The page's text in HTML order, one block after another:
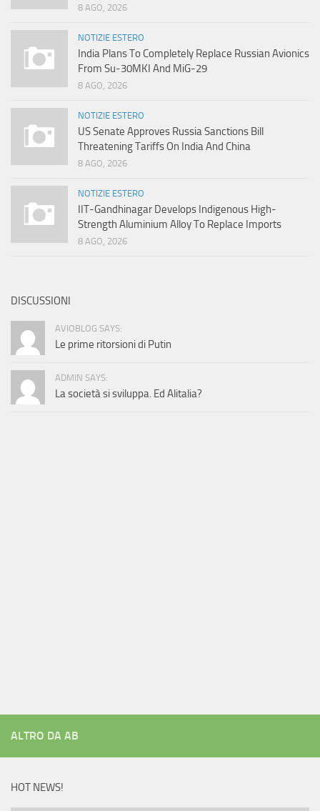
8 AGO, 2026
NOTIZIE ESTERO
India Plans To Completely Replace Russian Avionics
From Su-30MKI And MiG-29
8 AGO, 2026
NOTIZIE ESTERO
US Senate Approves Russia Sanctions Bill
Threatening Tariffs On India And China
8 AGO, 2026
NOTIZIE ESTERO
IIT-Gandhinagar Develops Indigenous High-
Strength Aluminium Alloy To Replace Imports
8 AGO, 2026
DISCUSSIONI
AVIOBLOG SAYS:
Le prime ritorsioni di Putin
ADMIN SAYS:
La società si sviluppa. Ed Alitalia?
ALTRO DA AB
HOT NEWS!